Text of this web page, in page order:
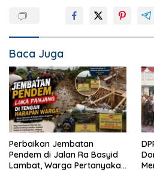
Baca Juga
Perbaikan Jembatan
Pendem di Jalan Ra Basyid
Lambat, Warga Pertanyakan